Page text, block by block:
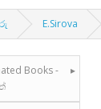
E.Sirova
Books -